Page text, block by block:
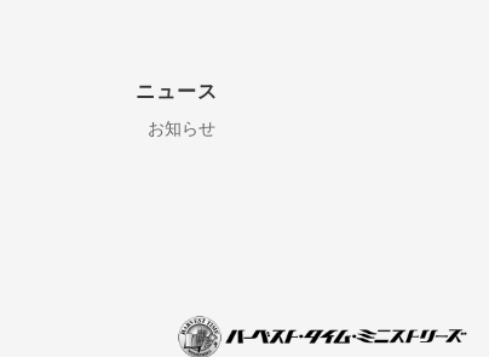
ニュース
お知らせ